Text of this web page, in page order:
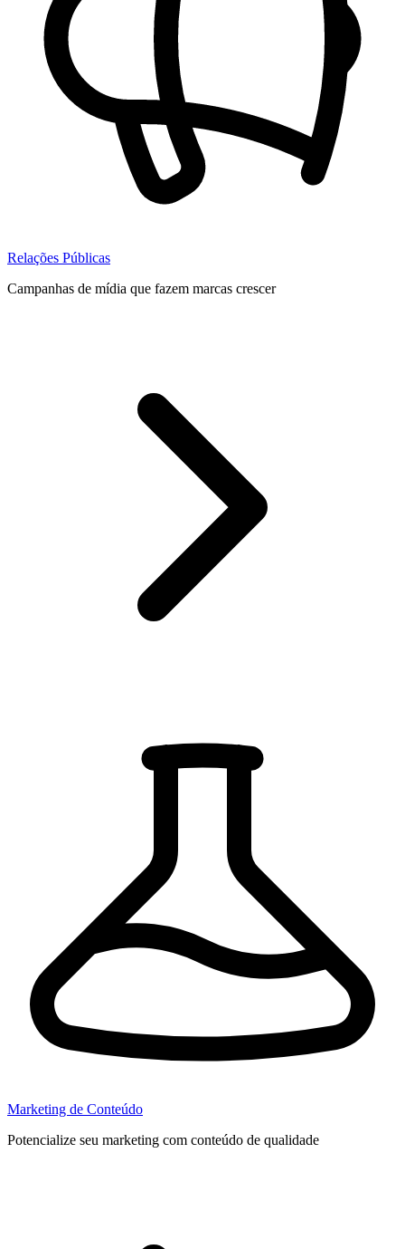
Relações Públicas
Campanhas de mídia que fazem marcas crescer
Marketing de Conteúdo
Potencialize seu marketing com conteúdo de qualidade